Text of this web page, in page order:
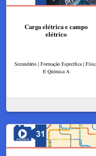
Carga elétrica e campo
elétrico
Secundário | Formação Específica |
E Química A